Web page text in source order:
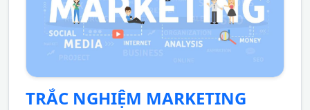
TRẮC NGHIỆM MARKETING